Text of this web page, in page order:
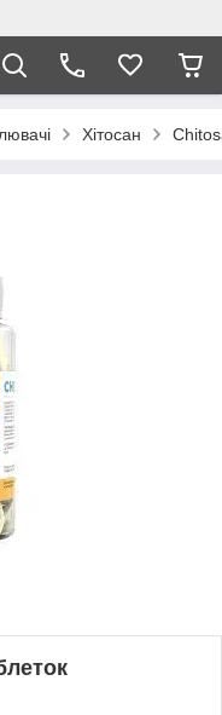
Хітосан